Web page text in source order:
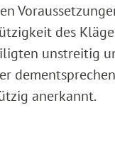
des
unstreitig
anerkannt.